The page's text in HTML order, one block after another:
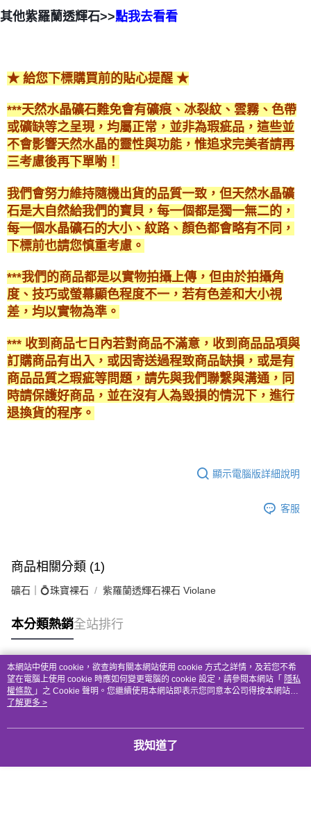
其他紫羅蘭透輝石>>點我去看看
★ 給您下標購買前的貼心提醒 ★
***天然水晶礦石難免會有礦痕、冰裂紋、雲霧、色帶
或礦缺等之呈現，均屬正常，並非為瑕疵品，這些並
不會影響天然水晶的靈性與功能，惟追求完美者請再
三考慮後再下單喲！
我們會努力維持隨機出貨的品質一致，但天然水晶礦
石是大自然給我們的寶貝，每一個都是獨一無二的，
每一個水晶礦石的大小、紋路、顏色都會略有不同，
下標前也請您慎重考慮。
***我們的商品都是以實物拍攝上傳，但由於拍攝角
度、技巧或螢幕顯色程度不一，若有色差和大小視
差，均以實物為準。
*** 收到商品七日內若對商品不滿意，收到商品品項與
訂購商品有出入，或因寄送過程致商品缺損，或是有
商品品質之瑕疵等問題，請先與我們聯繫與溝通，同
時請保護好商品，並在沒有人為毀損的情況下，進行
退換貨的程序。
顯示電腦版詳細說明
客服
商品相關分類 (1)
礦石｜💍珠寶裸石 紫羅蘭透輝石裸石 Violane
本分類熱銷全站排行
熱門標籤
本網站中使用 cookie，欲查詢有關本網站使用 cookie 方式之詳情，及若您不希
望在電腦上使用 cookie 時應如何變更電腦的 cookie 設定，請參閱本網站「 隱私
權條款 」之 Cookie 聲明。您繼續使用本網站即表示您同意本公司得按本網站使
用條款之 Cookie 聲明使用 cookie。
了解更多 >
我知道了